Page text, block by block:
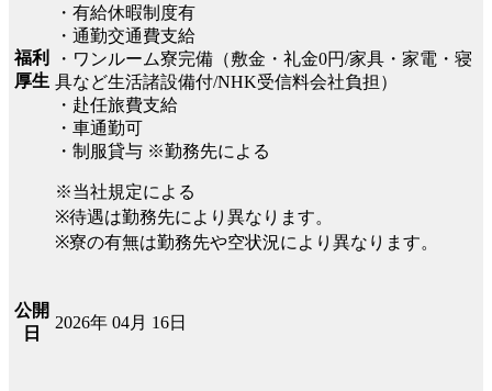
福利
厚生
・有給休暇制度有
・通勤交通費支給
・ワンルーム寮完備（敷金・礼金0円/家具・家電・寝
具など生活諸設備付/NHK受信料会社負担）
・赴任旅費支給
・車通勤可
・制服貸与 ※勤務先による
※当社規定による
※待遇は勤務先により異なります。
※寮の有無は勤務先や空状況により異なります。
公開
日
2026年 04月 16日